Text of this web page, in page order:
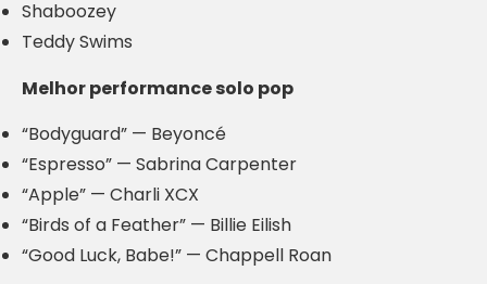
Shaboozey
Teddy Swims
Melhor performance solo pop
“Bodyguard” — Beyoncé
“Espresso” — Sabrina Carpenter
“Apple” — Charli XCX
“Birds of a Feather” — Billie Eilish
“Good Luck, Babe!” — Chappell Roan